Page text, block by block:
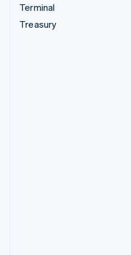
Terminal
Treasury